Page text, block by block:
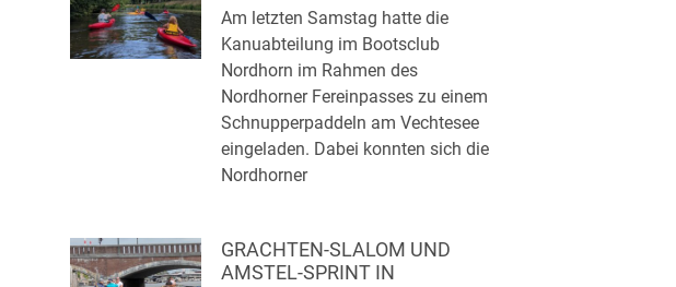
Am letzten Samstag hatte die
Kanuabteilung im Bootsclub
Nordhorn im Rahmen des
Nordhorner Fereinpasses zu einem
Schnupperpaddeln am Vechtesee
eingeladen. Dabei konnten sich die
Nordhorner
GRACHTEN-SLALOM UND
AMSTEL-SPRINT IN